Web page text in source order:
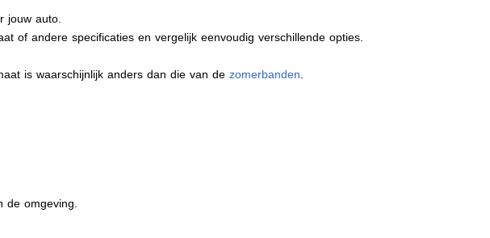
jouw auto.
of andere specificaties en vergelijk eenvoudig verschillende opties.
is waarschijnlijk anders dan die van dezomerbanden
de omgeving.